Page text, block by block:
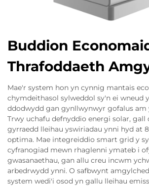
Buddion
Thrafoddaeth
Mae'r system hon yn cynnig mantais
chymdeithasol sylweddol sy'n ei wneud
ddodwydd gan gynllwynwyr gofalus am
Trwy uchafu defnyddio energi solar, gall
gyrraedd lleihau yswiriadau ynni hyd at
optima. Mae integreiddio smart grid y
cyfranogiad mewn rhaglenni ymateb i
gwasanaethau, gan allu creu incwm
arbedrwydd ynni. O safbwynt
system wedi'i osod yn gallu lleihau